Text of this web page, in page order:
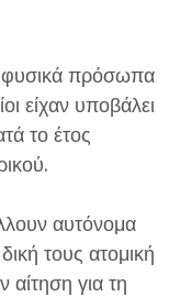
(φυσικά πρόσωπα
είχαν υποβάλει
το έτος
αυτόνομα
τους ατομική
για τη